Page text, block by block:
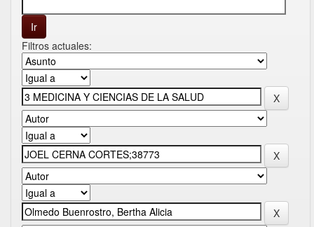
Filtros actuales: